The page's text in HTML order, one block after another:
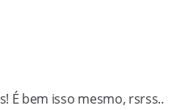
É bem isso mesmo, rsrss..